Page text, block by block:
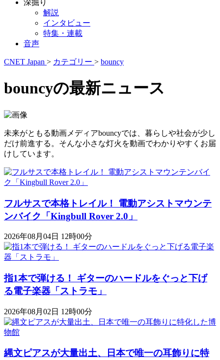
深掘り
解説
インタビュー
特集・連載
音声
CNET Japan > カテゴリー > bouncy
bouncyの最新ニュース
未来がともる動画メディアbouncyでは、暮らしや社会が少し
だけ前進する。そんな小さな灯火を動画でわかりやすくお届
けしています。
フルサスで本格トレイル！ 電動アシストマウンテ
ンバイク「Kingbull Rover 2.0」
2026年08月04日 12時00分
指1本で弾ける！ ギターのハードルをぐっと下げ
る電子楽器「ストラモ」
2026年08月02日 12時00分
縄文ピアスが大量出土、日本で唯一の耳飾りに特